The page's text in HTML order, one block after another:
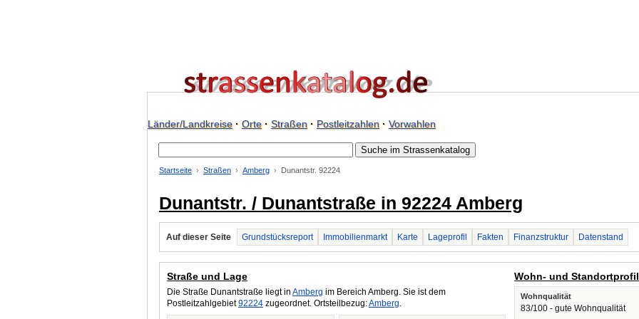
Länder/Landkreise· Orte· Straßen· Postleitzahlen· Vorwahlen
Startseite Straßen Amberg Dunantstr. 92224
Dunantstr. / Dunantstraße in 92224 Amberg
Auf dieser Seite Grundstücksreport Immobilienmarkt Karte Lageprofil Fakten Finanzstruktur Datenstand
Straße und Lage
Die Straße Dunantstraße liegt in Amberg im Bereich Amberg. Sie ist dem
Postleitzahlgebiet92224 zugeordnet. Ortsteilbezug:Amberg.
Wohn- und Standortprofil
Wohnqualität
83/100 - gute Wohnqualität